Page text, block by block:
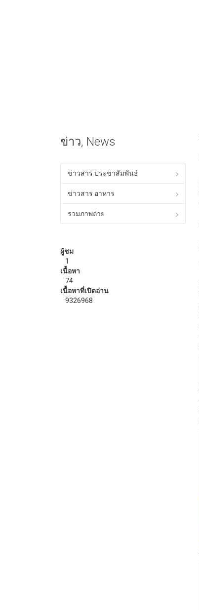
ข่าว, News
ข่าวสาร ประชาสัมพันธ์
ข่าวสาร อาหาร
รวมภาพถ่าย
ผู้ชม
1
เนื้อหา
74
เนื้อหาที่เปิดอ่าน
9326968